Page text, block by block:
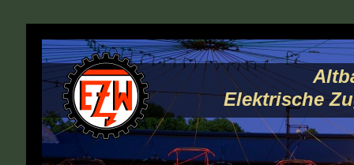
Elektrische